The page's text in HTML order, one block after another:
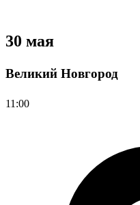
30 мая
Великий Новгород
11:00